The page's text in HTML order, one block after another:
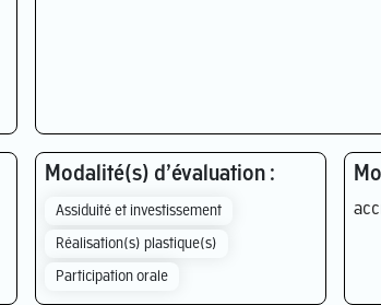
Modalité(s) d’évaluation :
Assiduité et investissement
Réalisation(s) plastique(s)
Participation orale